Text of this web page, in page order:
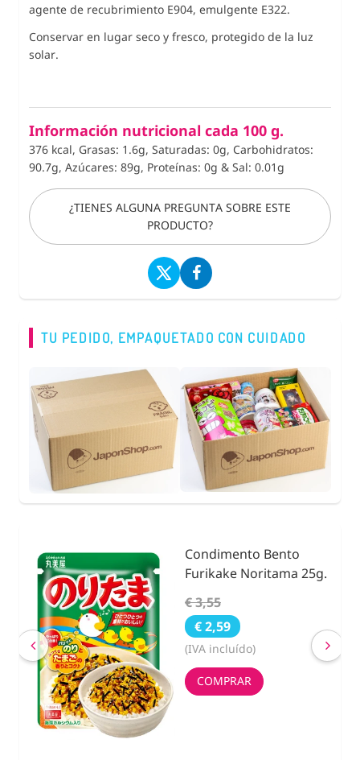
agente de recubrimiento E904, emulgente E322.
Conservar en lugar seco y fresco, protegido de la luz
solar.
Información nutricional cada 100 g.
376 kcal, Grasas: 1.6g, Saturadas: 0g, Carbohidratos:
90.7g, Azúcares: 89g, Proteínas: 0g & Sal: 0.01g
¿TIENES ALGUNA PREGUNTA SOBRE ESTE
PRODUCTO?
TU PEDIDO, EMPAQUETADO CON CUIDADO
Condimento Bento
Furikake Noritama 25g.
€ 3,55
€ 2,59
(IVA incluído)
COMPRAR